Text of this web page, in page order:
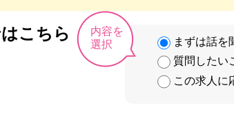
こちら
内容を
選択
まずは話を
質問したい
この求人に